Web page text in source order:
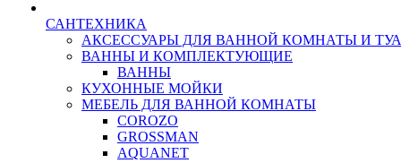
САНТЕХНИКА
АКСЕССУАРЫ ДЛЯ ВАННОЙ КОМНАТЫ И
ВАННЫ И КОМПЛЕКТУЮЩИЕ
ВАННЫ
КУХОННЫЕ МОЙКИ
МЕБЕЛЬ ДЛЯ ВАННОЙ КОМНАТЫ
COROZO
GROSSMAN
AQUANET